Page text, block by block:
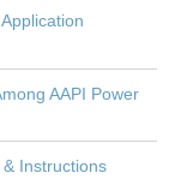
AAPI Power
Instructions